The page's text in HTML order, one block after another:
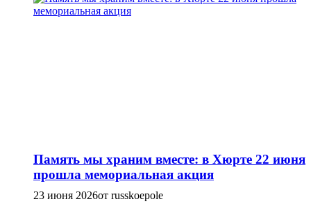
Память мы храним вместе: в Хюрте 22 июня
прошла мемориальная акция
23 июня 2026от russkoepole